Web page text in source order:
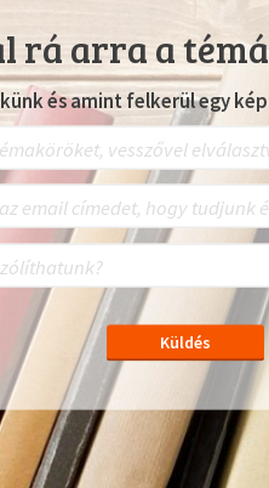
rá arra a
és amint felkerül egy